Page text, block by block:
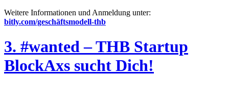
Weitere Informationen und Anmeldung unter:
bitly.com/geschäftsmodell-thb
3. #wanted – THB Startup
BlockAxs sucht Dich!